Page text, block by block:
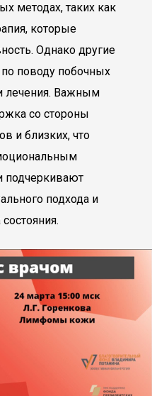
методах, таких как
которые
Однако другие
поводу побочных
лечения. Важным
со стороны
и близких, что
подхода и